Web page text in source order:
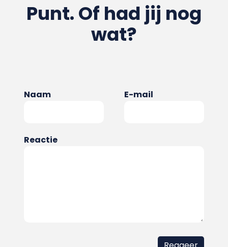
Punt. Of had jij nog
wat?
Naam E-mail
Reactie